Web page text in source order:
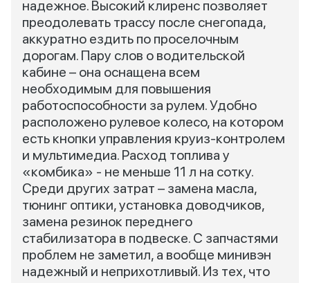
надежное. Высокий клиренс позволяет
преодолевать трассу после снегопада,
аккуратно ездить по проселочным
дорогам. Пару слов о водительской
кабине – она оснащена всем
необходимым для повышения
работоспособности за рулем. Удобно
расположено рулевое колесо, на котором
есть кнопки управления круиз-контролем
и мультимедиа. Расход топлива у
«комбика» - не меньше 11 л на сотку.
Среди других затрат – замена масла,
тюнинг оптики, установка доводчиков,
замена резинок переднего
стабилизатора в подвеске. С запчастями
проблем не заметил, а вообще минивэн
надежный и неприхотливый. Из тех, что